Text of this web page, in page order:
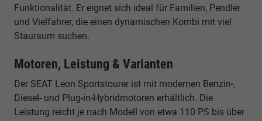
Funktionalität. Er eignet sich ideal für Familien, Pendler
und Vielfahrer, die einen dynamischen Kombi mit viel
Stauraum suchen.
Motoren, Leistung & Varianten
Der SEAT Leon Sportstourer ist mit modernen Benzin-,
Diesel- und Plug-in-Hybridmotoren erhältlich. Die
Leistung reicht je nach Modell von etwa 110 PS bis über